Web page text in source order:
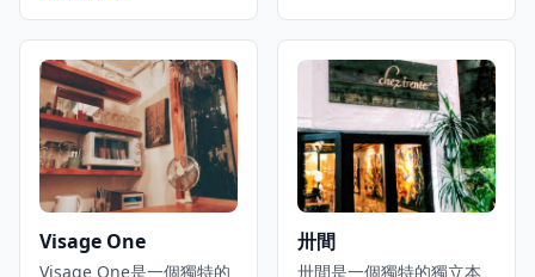
和藍調表演而聞名。該餐
廳提供價格合理的精選飲
品，設有歡樂時光特價，
還有值得一試的酒吧食
物。作為香港標誌性夜生
活目的地之一，它已為本
地人和遊客服務超過50
愛好者必訪景點的聲譽。
酒吧的裝潢充滿懷舊氣
多樣化的音樂體驗。這個
歷史悠久的場地為音樂愛
好者創造了迷人的氛圍，
提供定期活動和即場特別
優惠，無論是想要享受浪
漫音樂夜晚的情侶，還是
尋找獨特音樂體驗的音樂
愛好者，都能在這裡找到
屬於自己的樂趣。場地環
Visage One
Visage One是一個獨特的
卅間
卅間是一個獨特的獨立本